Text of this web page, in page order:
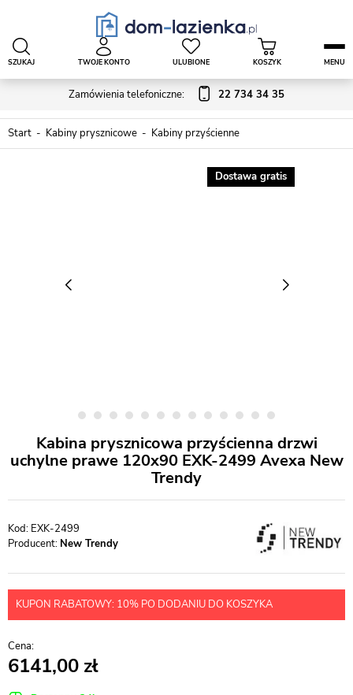
Zamówienia telefoniczne: 22 734 34 35
SZUKAJ TWOJE KONTO ULUBIONE KOSZYK MENU
Start Kabiny prysznicowe Kabiny przyścienne
Dostawa gratis
Kabina prysznicowa przyścienna drzwi
uchylne prawe 120x90 EXK-2499 Avexa New
Trendy
EXK-2499
Producent: New Trendy
KUPON RABATOWY: 10% PO DODANIU DO KOSZYKA
6141,00